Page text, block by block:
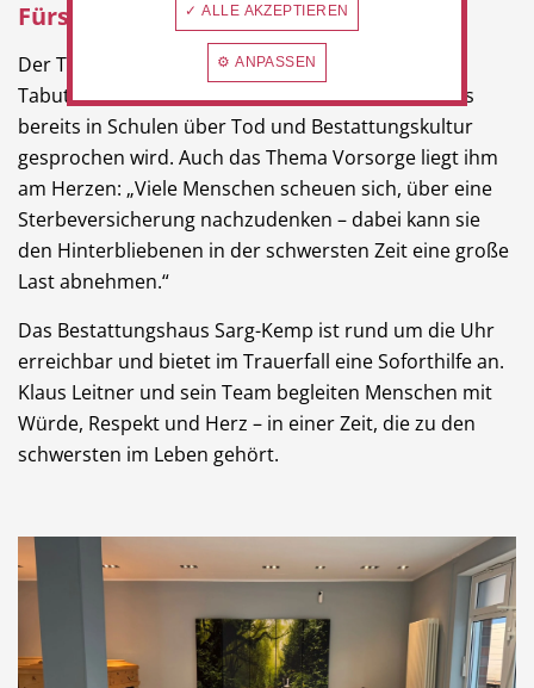
Fürsorge
Der Tod ist für viele Menschen noch immer ein
Tabuthema. Klaus Leitner setzt sich dafür ein, dass
bereits in Schulen über Tod und Bestattungskultur
gesprochen wird. Auch das Thema Vorsorge liegt ihm
am Herzen: „Viele Menschen scheuen sich, über eine
Sterbeversicherung nachzudenken – dabei kann sie
den Hinterbliebenen in der schwersten Zeit eine große
Last abnehmen.“
Das Bestattungshaus Sarg-Kemp ist rund um die Uhr
erreichbar und bietet im Trauerfall eine Soforthilfe an.
Klaus Leitner und sein Team begleiten Menschen mit
Würde, Respekt und Herz – in einer Zeit, die zu den
schwersten im Leben gehört.
✓ ALLE AKZEPTIEREN
⚙ ANPASSEN